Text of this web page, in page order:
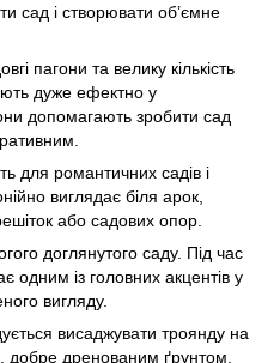
сад і створювати об’ємне
пагони та велику кількість
дуже ефектно у
допомагають зробити сад
для романтичних садів і
виглядає біля арок,
або садових опор.
доглянутого саду. Під час
одним із головних акцентів у
вигляду.
висаджувати троянду на
добре дренованим ґрунтом.